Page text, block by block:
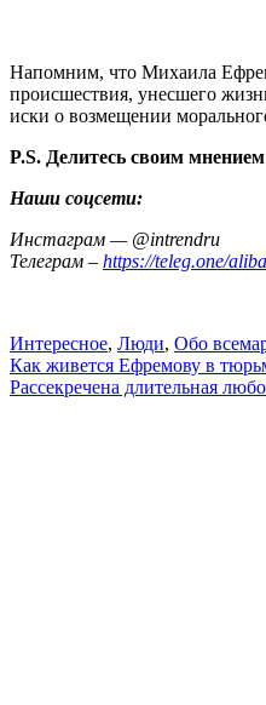
Напомним, что Михаила
происшествия, унесшего
иски о возмещении
P.S. Делитесь своим
Наши соцсети:
Инстаграм — @intrendru
Телеграм – https://teleg.one/
Интересное, Люди, Обо всем
Навигация
по
Как живется Ефремову в
Рассекречена длительная